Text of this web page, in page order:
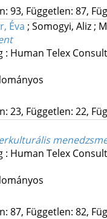
93, Független: 87,
Éva ; Somogyi, Aliz ;
: Human Telex
23, Független: 22,
: Human Telex
87, Független: 82,